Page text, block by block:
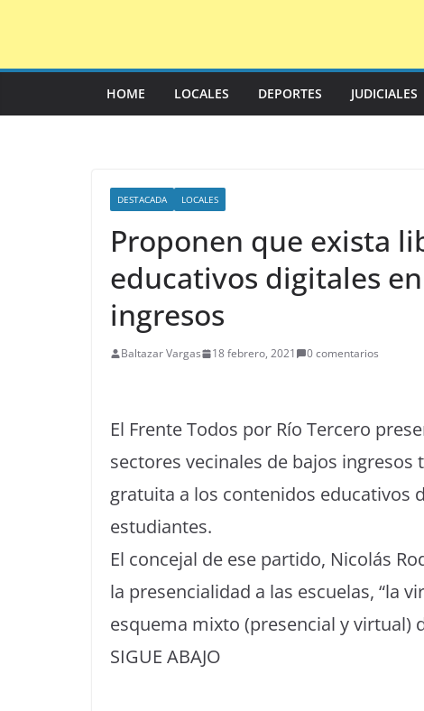
HOME LOCALES DEPORTES JUDICIALES
DESTACADA LOCALES
Proponen que exista
educativos digitales
ingresos
Baltazar Vargas 18 febrero, 2021 0 comentarios
El Frente Todos por Río Tercero
sectores vecinales de bajos
gratuita a los contenidos educativos
estudiantes.
El concejal de ese partido, Nicolás
la presencialidad a las escuelas, “la
esquema mixto (presencial y virtual)
SIGUE ABAJO